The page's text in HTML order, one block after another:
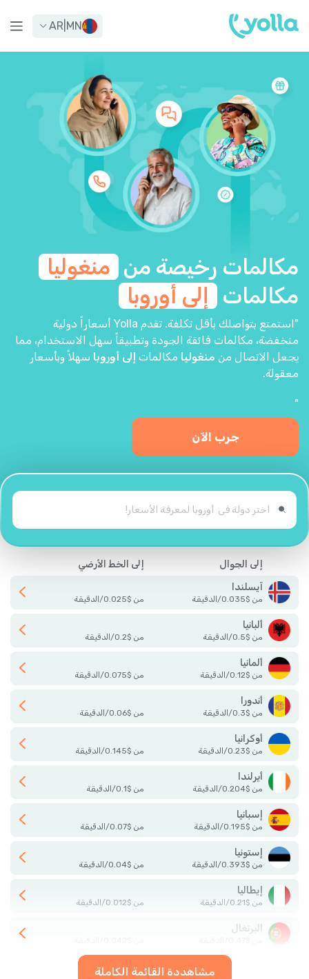
MN
AR
مكالمات رخيصة من منغوليا
مكالمات
إلى أوروبا
"استمتع بتواصلك بأقل تكلفة. تقدم Yolla أسعاراً دولية
منخفضة، مكالمات فائقة الجودة وتطبيقاً سهل الاستخدام، مما
يجعل الاتصال من منغوليا مكالمات إلى أوروبا سهلاً وبأسعار
معقولة.
"
جرب الآن
إلى الجوال
إلى الخط الأرضي
آيسلندا
من $
0.035
/الدقيقة من $
0.025
/الدقيقة
ألبانيا
من $
0.5
/الدقيقة من $
0.2
/الدقيقة
ألمانيا
من $
0.12
/الدقيقة من $
0.075
/الدقيقة
أندورا
من $
0.3
/الدقيقة من $
0.06
/الدقيقة
أوكرانيا
من $
0.23
/الدقيقة من $
0.145
/الدقيقة
أيرلندا
من $
0.204
/الدقيقة من $
0.1
/الدقيقة
إسبانيا
من $
0.195
/الدقيقة من $
0.07
/الدقيقة
إستونيا
من $
0.393
/الدقيقة من $
0.04
/الدقيقة
إيطاليا
من $
0.21
/الدقيقة من $
0.012
/الدقيقة
البرتغال
مشاهددة القائمة الكاملة